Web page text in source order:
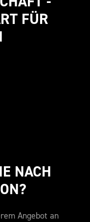
FÜR
NACH
Angebot an